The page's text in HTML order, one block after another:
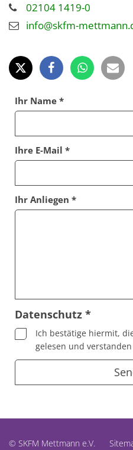
02104 1419-0
info@skfm-
Ihr Name *
Ihre E-Mail *
Ihr Anliegen *
Datenschutz *
Ich bestätige hiermit,
gelesen und
© SKFM Mettmann e.V.